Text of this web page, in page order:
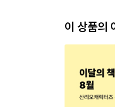
이 상품의